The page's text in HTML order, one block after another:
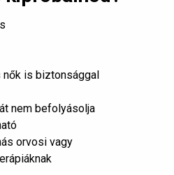
is biztonsággal
nem befolyásolja
orvosi vagy